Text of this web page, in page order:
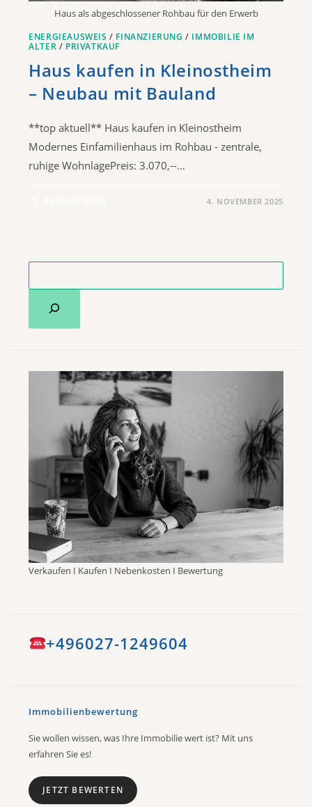
Haus als abgeschlossener Rohbau für den Erwerb
ENERGIEAUSWEIS / FINANZIERUNG / IMMOBILIE IM
ALTER / PRIVATKAUF
Haus kaufen in Kleinostheim
– Neubau mit Bauland
**top aktuell** Haus kaufen in Kleinostheim
Modernes Einfamilienhaus im Rohbau - zentrale,
ruhige WohnlagePreis: 3.070,--…
4. NOVEMBER 2025
Verkaufen I Kaufen I Nebenkosten I Bewertung
+496027-1249604
Immobilienbewertung
Sie wollen wissen, was Ihre Immobilie wert ist? Mit uns
erfahren Sie es!
JETZT BEWERTEN